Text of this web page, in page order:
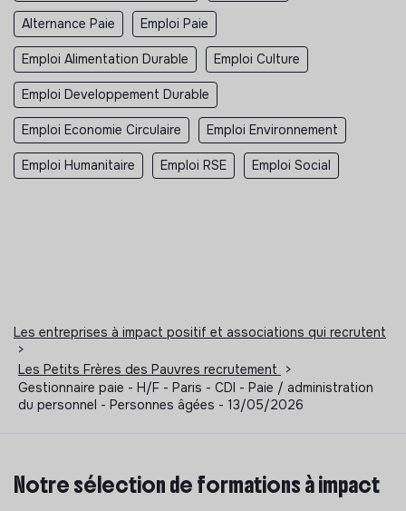
Alternance Paie Emploi Paie
Emploi Alimentation Durable Emploi Culture
Emploi Developpement Durable
Emploi Economie Circulaire Emploi Environnement
Emploi Humanitaire Emploi RSE Emploi Social
Les entreprises à impact positif et associations qui recrutent
>
Les Petits Frères des Pauvres recrutement
>
Gestionnaire paie - H/F - Paris - CDI - Paie / administration
du personnel - Personnes âgées - 13/05/2026
Notre sélection de formations à impact